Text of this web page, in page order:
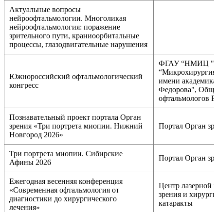
Актуальные вопросы
нейроофтальмологии. Многоликая
нейроофтальмология: поражение
зрительного пути, краниоорбитальные
процессы, глазодвигательные нарушения
Южнороссийский офтальмологический
конгресс
ФГАУ “НМИЦ
“Микрохирургия
имени
Федорова",
офтальмологов
Познавательный проект портала Орган
зрения «Три портрета миопии. Нижний
Новгород 2026»
Портал Орган
Три портрета миопии. Сибирские
Афины 2026
Портал Орган
Ежегодная весенняя конференция
«Современная офтальмология от
диагностики до хирургического
лечения»
Центр лазерной
зрения и
катаракты